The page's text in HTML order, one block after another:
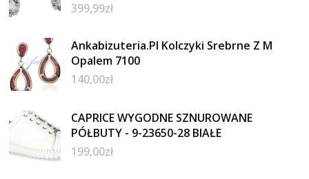
399,99zł
Ankabizuteria.Pl Kolczyki Srebrne Z M
Opalem 7100
140,00zł
CAPRICE WYGODNE SZNUROWANE
PÓŁBUTY - 9-23650-28 BIAŁE
199,00zł